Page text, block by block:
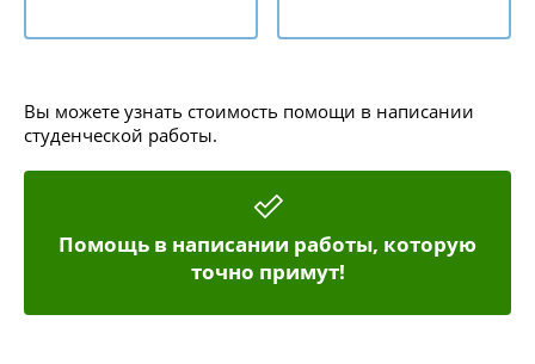
Вы можете узнать стоимость помощи в написании
студенческой работы.
Помощь в написании работы, которую
точно примут!